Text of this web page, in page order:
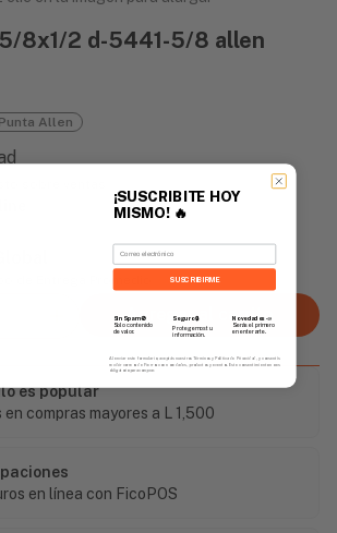
8x1/2 d-5441-5/8 allen
Allen
sobre ventas
Agregar al carrito
es popular
en compras mayores a L 1,500
en línea con FicoPOS
¡SUSCRIBITE HOY
MISMO! 🔥
Email
SUSCRIBIRME
Sin Spam 🚫
Solo contenido
de valor.
Seguro 🔒
Protegemos tu
información.
Novedades 📣
Serás el primero
en enterarte.
Al enviar este formulario, aceptás nuestros Términos y Política de Privacidad, y consentís
recibir correos de Fierros con novedades, productos y eventos. Este consentimiento no es
obligatorio para comprar.